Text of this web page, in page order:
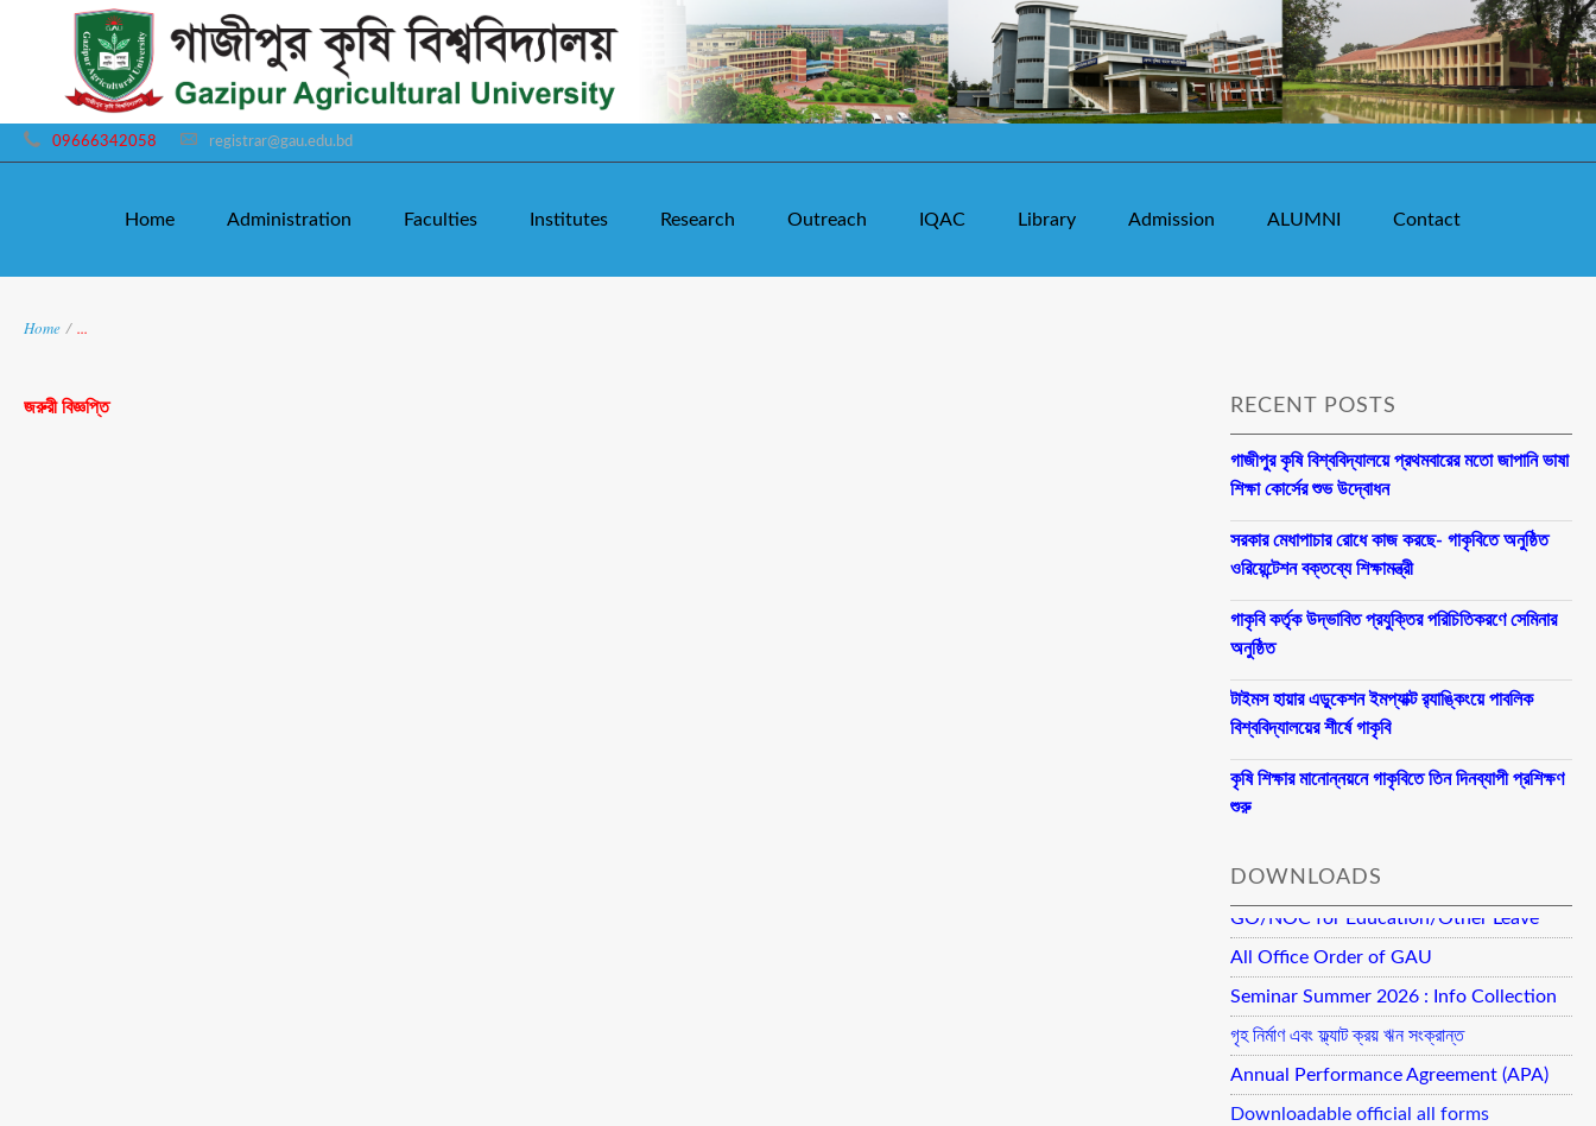
09666342058 registrar@gau.edu.bd
Home Administration Faculties Institutes Research Outreach IQAC Library Admission ALUMNI Contact
Home / ...
জরুরী বিজ্ঞপ্তি RECENT POSTS
গাজীপুর কৃষি বিশ্ববিদ্যালয়ে প্রথমবারের মতো জাপানি ভাষা
শিক্ষা কোর্সের শুভ উদ্বোধন
সরকার মেধাপাচার রোধে কাজ করছে- গাকৃবিতে অনুষ্ঠিত
ওরিয়েন্টেশন বক্তব্যে শিক্ষামন্ত্রী
গাকৃবি কর্তৃক উদ্ভাবিত প্রযুক্তির পরিচিতিকরণে সেমিনার
অনুষ্ঠিত
টাইমস হায়ার এডুকেশন ইমপ্যাক্ট র‍্যাঙ্কিংয়ে পাবলিক
বিশ্ববিদ্যালয়ের শীর্ষে গাকৃবি
কৃষি শিক্ষার মানোন্নয়নে গাকৃবিতে তিন দিনব্যাপী প্রশিক্ষণ
শুরু
DOWNLOADS
GO/NOC for Education/Other Leave
All Office Order of GAU
Seminar Summer 2026 : Info Collection
গৃহ নির্মাণ এবং ফ্ল্যাট ক্রয় ঋন সংক্রান্ত
Annual Performance Agreement (APA)
Downloadable official all forms